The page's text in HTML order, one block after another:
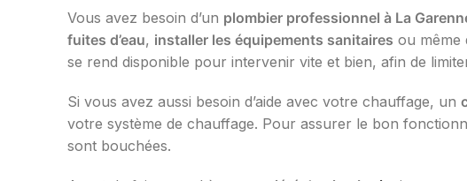
Vous avez besoin d’un plombier professionnel à La
fuites d’eau, installer les équipements sanitaires ou même
se rend disponible pour intervenir vite et bien, afin de
Si vous avez aussi besoin d’aide avec votre chauffage, un
votre système de chauffage. Pour assurer le bon
sont bouchées.